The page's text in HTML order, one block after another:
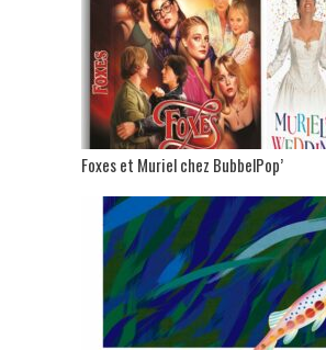
Foxes et Muriel chez BubbelPop’